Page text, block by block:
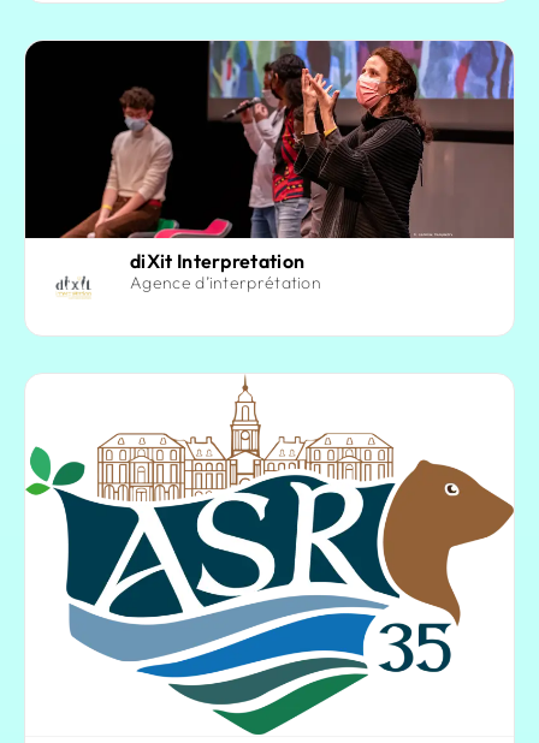
diXit Interpretation
Agence d’interprétation